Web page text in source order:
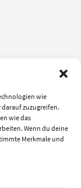
wie
zuzugreifen.
wie das
Wenn du deine
Merkmale und